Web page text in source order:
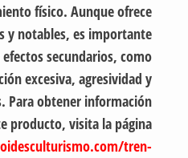
físico. Aunque ofrece
y notables, es importante
efectos secundarios, como
excesiva, agresividad y
Para obtener información
producto, visita la página
tren-